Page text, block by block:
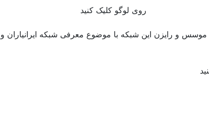
روی لوگو کلیک کنید
آزاد موسس و رایزن این شبکه با موضوع معرفی شبکه